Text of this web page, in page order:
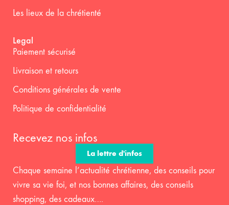
Les lieux de la chrétienté
Legal
Paiement sécurisé
Livraison et retours
Conditions générales de vente
Politique de confidentialité
Recevez nos infos
La lettre d'infos
Chaque semaine l’actualité chrétienne, des conseils pour
vivre sa vie foi, et nos bonnes affaires, des conseils
shopping, des cadeaux….